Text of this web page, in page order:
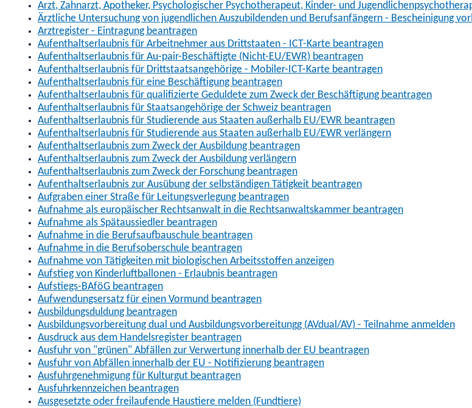
Arzt, Zahnarzt, Apotheker, Psychologischer Psychotherapeut, Kinder- und
Ärztliche Untersuchung von jugendlichen Auszubildenden und Berufsanfängern - Bescheinigung
Arztregister - Eintragung beantragen
Aufenthaltserlaubnis für Arbeitnehmer aus Drittstaaten - ICT-Karte beantragen
Aufenthaltserlaubnis für Au-pair-Beschäftigte (Nicht-EU/EWR) beantragen
Aufenthaltserlaubnis für Drittstaatsangehörige - Mobiler-ICT-Karte beantragen
Aufenthaltserlaubnis für eine Beschäftigung beantragen
Aufenthaltserlaubnis für qualifizierte Geduldete zum Zweck der Beschäftigung beantragen
Aufenthaltserlaubnis für Staatsangehörige der Schweiz beantragen
Aufenthaltserlaubnis für Studierende aus Staaten außerhalb EU/EWR beantragen
Aufenthaltserlaubnis für Studierende aus Staaten außerhalb EU/EWR verlängern
Aufenthaltserlaubnis zum Zweck der Ausbildung beantragen
Aufenthaltserlaubnis zum Zweck der Ausbildung verlängern
Aufenthaltserlaubnis zum Zweck der Forschung beantragen
Aufenthaltserlaubnis zur Ausübung der selbständigen Tätigkeit beantragen
Aufgraben einer Straße für Leitungsverlegung beantragen
Aufnahme als europäischer Rechtsanwalt in die Rechtsanwaltskammer beantragen
Aufnahme als Spätaussiedler beantragen
Aufnahme in die Berufsaufbauschule beantragen
Aufnahme in die Berufsoberschule beantragen
Aufnahme von Tätigkeiten mit biologischen Arbeitsstoffen anzeigen
Aufstieg von Kinderluftballonen - Erlaubnis beantragen
Aufstiegs-BAföG beantragen
Aufwendungsersatz für einen Vormund beantragen
Ausbildungsduldung beantragen
Ausbildungsvorbereitung dual und Ausbildungsvorbereitungg (AVdual/AV) - Teilnahme anmelden
Ausdruck aus dem Handelsregister beantragen
Ausfuhr von "grünen" Abfällen zur Verwertung innerhalb der EU beantragen
Ausfuhr von Abfällen innerhalb der EU - Notifizierung beantragen
Ausfuhrgenehmigung für Kulturgut beantragen
Ausfuhrkennzeichen beantragen
Ausgesetzte oder freilaufende Haustiere melden (Fundtiere)